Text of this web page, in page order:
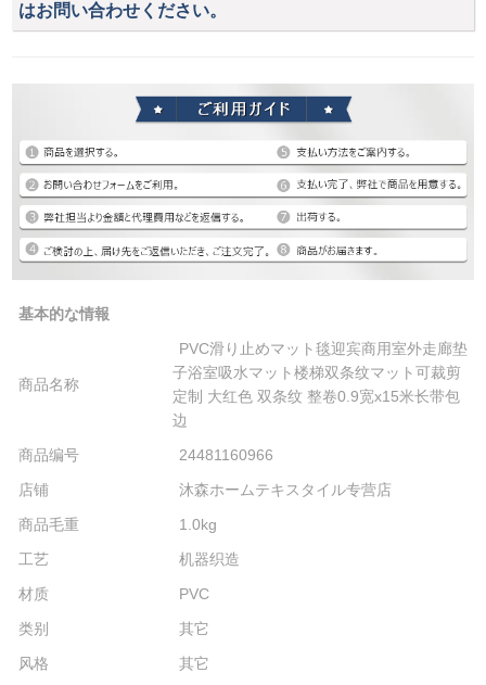
はお問い合わせください。
基本的な情報
商品名称
PVC滑り止めマット毯迎宾商用室外走廊垫
子浴室吸水マット楼梯双条纹マット可裁剪
定制 大红色 双条纹 整卷0.9宽x15米长带包
边
商品编号
24481160966
店铺
沐森ホームテキスタイル专营店
商品毛重
1.0kg
工艺
机器织造
材质
PVC
类别
其它
风格
其它